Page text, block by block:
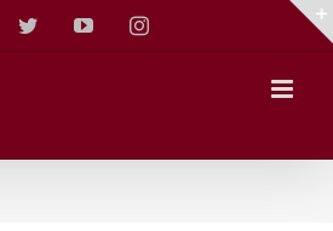
TwitterYouTubeInstagram